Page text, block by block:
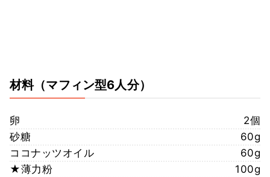
材料（マフィン型6人分）
卵
2個
砂糖
60g
ココナッツオイル
60g
★薄力粉
100g